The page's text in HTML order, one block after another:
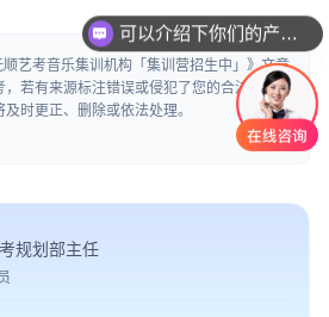
顺艺考音乐集训机构「集训营招生中」》文章
若有来源标注错误或侵犯了您的合法权
时更正、删除或依法处理。
规划部主任
你们是怎么收费的呢